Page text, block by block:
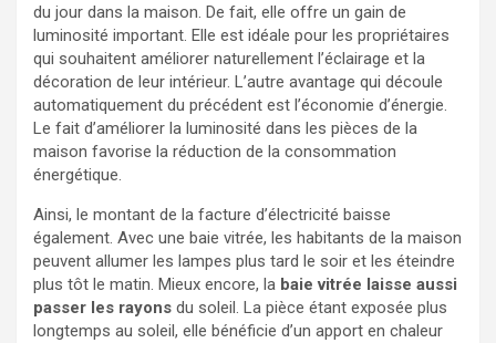
du jour dans la maison. De fait, elle offre un gain de
luminosité important. Elle est idéale pour les propriétaires
qui souhaitent améliorer naturellement l’éclairage et la
décoration de leur intérieur. L’autre avantage qui découle
automatiquement du précédent est l’économie d’énergie.
Le fait d’améliorer la luminosité dans les pièces de la
maison favorise la réduction de la consommation
énergétique.
Ainsi, le montant de la facture d’électricité baisse
également. Avec une baie vitrée, les habitants de la maison
peuvent allumer les lampes plus tard le soir et les éteindre
plus tôt le matin. Mieux encore, la baie vitrée laisse aussi
passer les rayons du soleil. La pièce étant exposée plus
longtemps au soleil, elle bénéficie d’un apport en chaleur